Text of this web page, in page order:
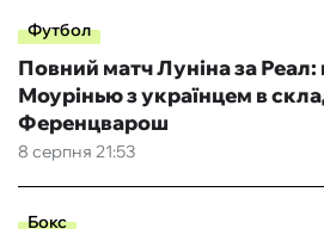
Футбол
8 серпня 21:53
Повний матч Луніна за
Моурінью з українцем в
Ференцварош
Бокс